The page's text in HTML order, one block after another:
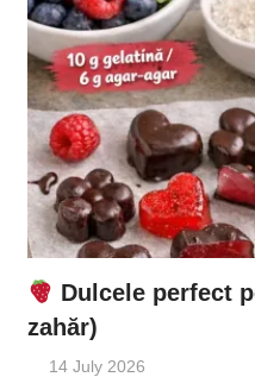
Dulcele perfect
zahăr)
14 July 2026